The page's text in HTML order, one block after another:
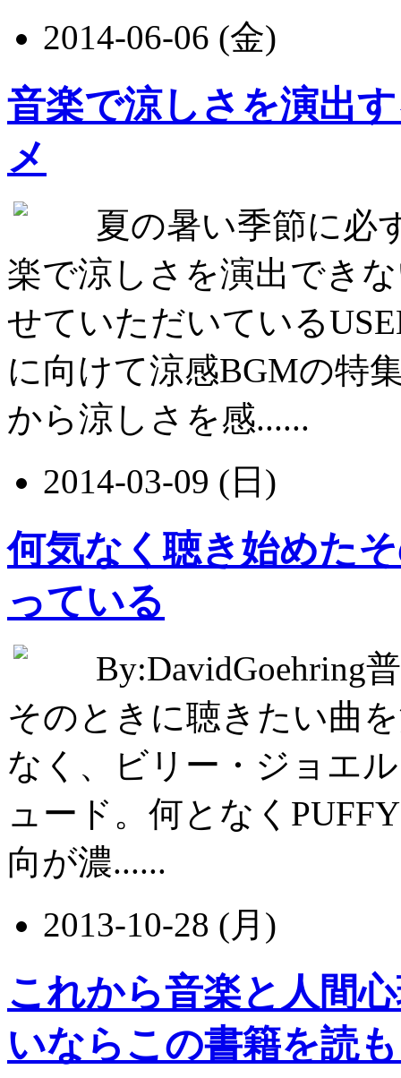
2014-06-06 (金)
音楽で涼しさを演出
メ
夏の暑い季節に必
楽で涼しさを演出でき
せていただいている
に向けて涼感BGMの特
から涼しさを感......
2014-03-09 (日)
何気なく聴き始めた
っている
By:DavidGoehring
そのときに聴きたい曲
なく、ビリー・ジョエ
ュード。何となく
向が濃......
2013-10-28 (月)
これから音楽と人間
いならこの書籍を読